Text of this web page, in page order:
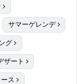
サマーゲレンデ
グ
ザート
ス